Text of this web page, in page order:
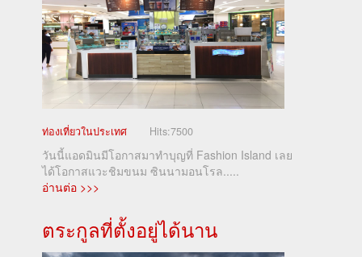
ท่องเที่ยวในประเทศ Hits:7500
วันนี้แอดมินมีโอกาสมาทำบุญที่ Fashion Island เลย
ได้โอกาสแวะชิมขนม ซินนามอนโรล.....
อ่านต่อ >>>
ตระกูลที่ตั้งอยู่ได้นาน